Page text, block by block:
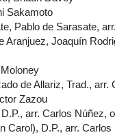
Sakamoto
Pablo de Sarasate,
Aranjuez, Joaquín
de Allariz, Trad., arr.
Zazou
arr. Carlos Núñez,
Carol), D.P., arr.